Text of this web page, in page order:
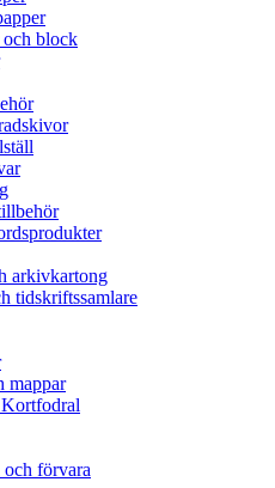
block
arkivkartong
tidskriftssamlare
mappar
förvara